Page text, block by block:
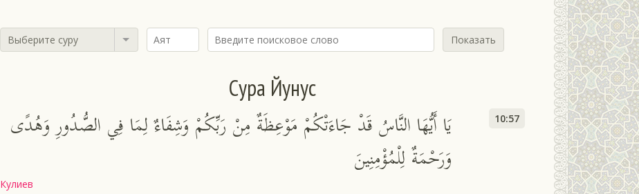
Выберите суру Показать
Сура Йунус
يَا أَيُّهَا النَّاسُ قَدْ جَاءَتْكُمْ مَوْعِظَةٌ مِنْ رَبِّكُمْ وَشِفَاءٌ لِمَا فِي الصُّدُورِ وَهُدًى
وَرَحْمَةٌ لِلْمُؤْمِنِينَ
10:57
Кулиев